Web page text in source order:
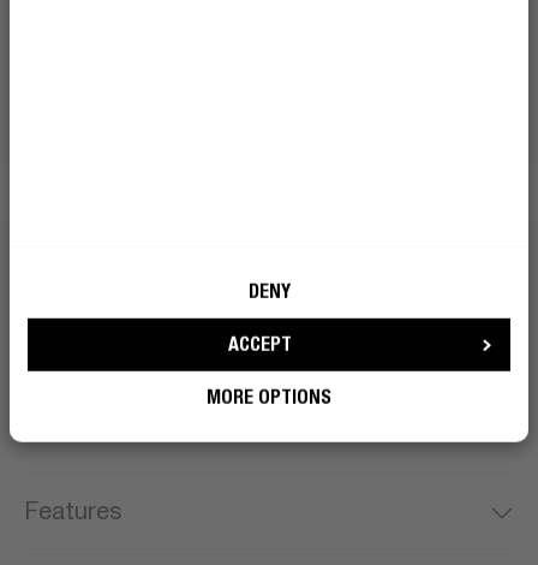
DENY
ACCEPT
MORE OPTIONS
Bits 'n Bites
Features